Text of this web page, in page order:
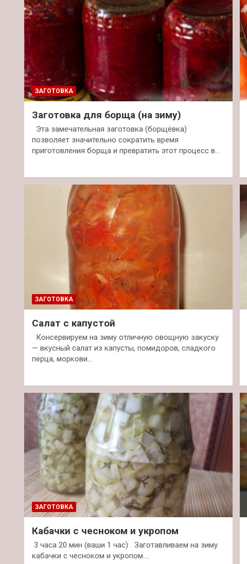
ЗАГОТОВКА
Заготовка для борща (на зиму)
Эта замечательная заготовка (борщёвка)
позволяет значительно сократить время
приготовления борща и превратить этот процесс в…
ЗАГОТОВКА
Салат с капустой
Консервируем на зиму отличную овощную закуску
— вкусный салат из капусты, помидоров, сладкого
перца, моркови…
ЗАГОТОВКА
Кабачки с чесноком и укропом
3 часа 20 мин (ваши 1 час) Заготавливаем на зиму
кабачки с чесноком и укропом.…